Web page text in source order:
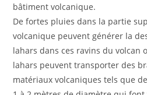
bâtiment volcanique.
De fortes pluies dans la partie
volcanique peuvent générer la
lahars dans ces ravins du volcan
lahars peuvent transporter des
matériaux volcaniques tels que